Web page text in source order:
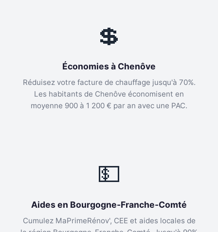
💲
Économies à Chenôve
Réduisez votre facture de chauffage jusqu'à 70%.
Les habitants de Chenôve économisent en
moyenne 900 à 1 200 € par an avec une PAC.
💵
Aides en Bourgogne-Franche-Comté
Cumulez MaPrimeRénov', CEE et aides locales de